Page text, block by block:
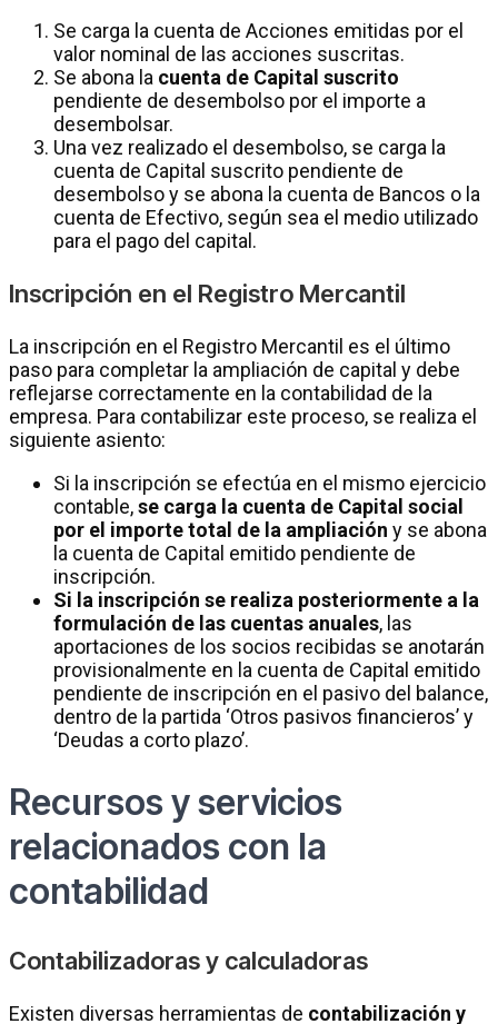
Se carga la cuenta de Acciones emitidas por el
valor nominal de las acciones suscritas.
Se abona la cuenta de Capital suscrito
pendiente de desembolso por el importe a
desembolsar.
Una vez realizado el desembolso, se carga la
cuenta de Capital suscrito pendiente de
desembolso y se abona la cuenta de Bancos o la
cuenta de Efectivo, según sea el medio utilizado
para el pago del capital.
Inscripción en el Registro Mercantil
La inscripción en el Registro Mercantil es el último
paso para completar la ampliación de capital y debe
reflejarse correctamente en la contabilidad de la
empresa. Para contabilizar este proceso, se realiza el
siguiente asiento:
Si la inscripción se efectúa en el mismo ejercicio
contable,se carga la cuenta de Capital social
por el importe total de la ampliación y se abona
la cuenta de Capital emitido pendiente de
inscripción.
Si la inscripción se realiza posteriormente a la
formulación de las cuentas anuales, las
aportaciones de los socios recibidas se anotarán
provisionalmente en la cuenta de Capital emitido
pendiente de inscripción en el pasivo del balance,
dentro de la partida ‘Otros pasivos financieros’ y
‘Deudas a corto plazo’.
Recursos y servicios
relacionados con la
contabilidad
Contabilizadoras y calculadoras
Existen diversas herramientas de contabilización y